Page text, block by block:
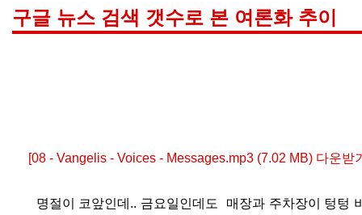
구글 뉴스 검색 갯수로 본 여론화 추이
[08 - Vangelis - Voices - Messages.mp3 (7.02 MB) 다운받
명절이 코앞인데.. 금요일인데도 매장과 주차장이 텅텅